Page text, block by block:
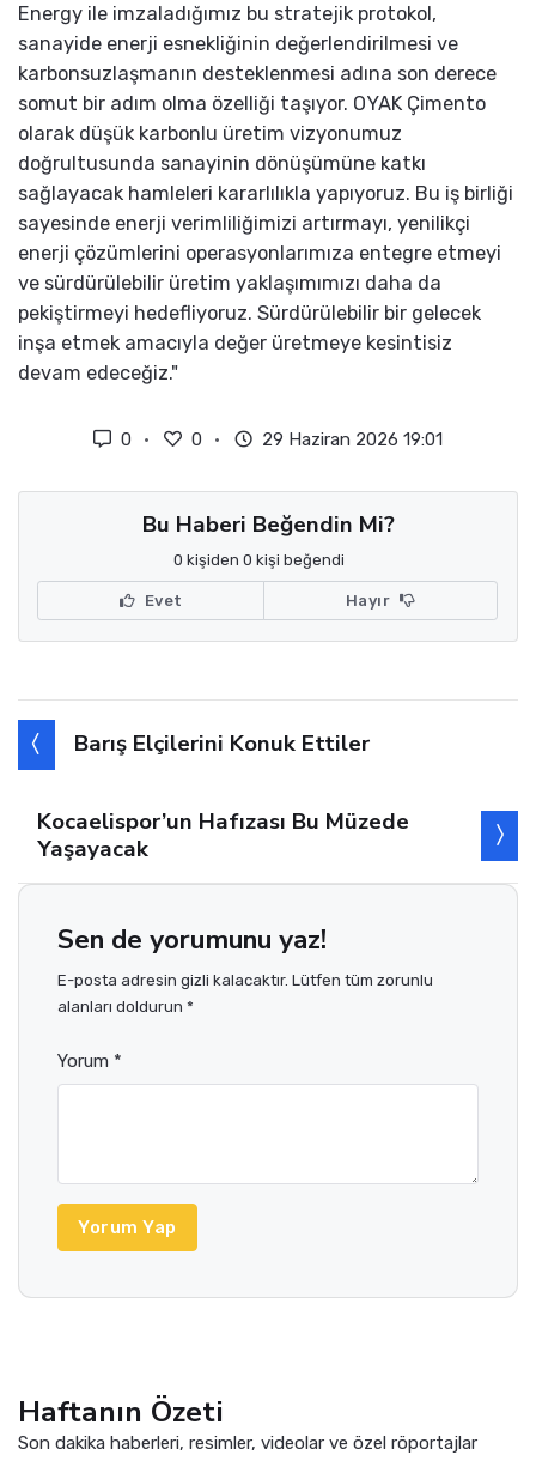
Energy ile imzaladığımız bu stratejik protokol,
sanayide enerji esnekliğinin değerlendirilmesi ve
karbonsuzlaşmanın desteklenmesi adına son derece
somut bir adım olma özelliği taşıyor. OYAK Çimento
olarak düşük karbonlu üretim vizyonumuz
doğrultusunda sanayinin dönüşümüne katkı
sağlayacak hamleleri kararlılıkla yapıyoruz. Bu iş birliği
sayesinde enerji verimliliğimizi artırmayı, yenilikçi
enerji çözümlerini operasyonlarımıza entegre etmeyi
ve sürdürülebilir üretim yaklaşımımızı daha da
pekiştirmeyi hedefliyoruz. Sürdürülebilir bir gelecek
inşa etmek amacıyla değer üretmeye kesintisiz
devam edeceğiz."
0 0 29 Haziran 2026 19:01
Bu Haberi Beğendin Mi?
0 kişiden 0 kişi beğendi
Evet Hayır
Barış Elçilerini Konuk Ettiler
Kocaelispor’un Hafızası Bu Müzede
Yaşayacak
Sen de yorumunu yaz!
E-posta adresin gizli kalacaktır. Lütfen tüm zorunlu
alanları doldurun *
Yorum *
Yorum Yap
Haftanın Özeti
Son dakika haberleri, resimler, videolar ve özel röportajlar